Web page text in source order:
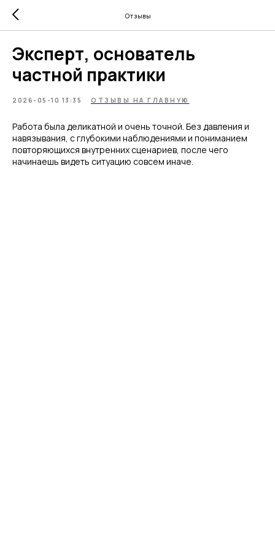
Отзывы
Эксперт, основатель
частной практики
2026-05-10 13:35 ОТЗЫВЫ НА ГЛАВНУЮ
Работа была деликатной и очень точной. Без давления и
навязывания, с глубокими наблюдениями и пониманием
повторяющихся внутренних сценариев, после чего
начинаешь видеть ситуацию совсем иначе.